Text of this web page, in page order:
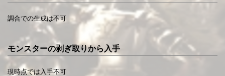
調合での生成は不可
モンスターの剥ぎ取りから入手
現時点では入手不可